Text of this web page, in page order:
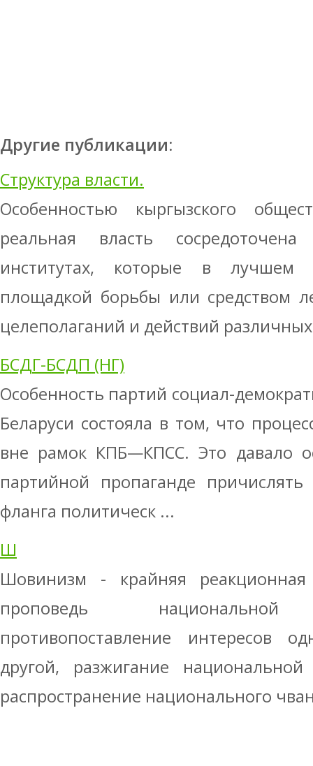
Другие публикации:
Структура власти.
Особенностью кыргызского
реальная власть
институтах, которые в
площадкой борьбы или средством
целеполаганий и действий
БСДГ-БСДП (НГ)
Особенность партий социал-
Беларуси состояла в том, что
вне рамок КПБ—КПСС. Это давало
партийной пропаганде
фланга политическ ...
Ш
Шовинизм - крайняя
проповедь национальной
противопоставление интересов
другой, разжигание
распространение нацио­нального